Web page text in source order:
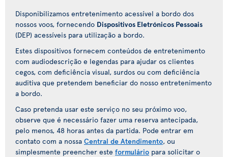
Disponibilizamos entretenimento acessível a bordo dos
nossos voos, fornecendo Dispositivos Eletrónicos Pessoais
(DEP) acessíveis para utilização a bordo.
Estes dispositivos fornecem conteúdos de entretenimento
com audiodescrição e legendas para ajudar os clientes
cegos, com deficiência visual, surdos ou com deficiência
auditiva que pretendem beneficiar do nosso entretenimento
a bordo.
Caso pretenda usar este serviço no seu próximo voo,
observe que é necessário fazer uma reserva antecipada,
pelo menos, 48 horas antes da partida. Pode entrar em
contato com a nossa Central de Atendimento, ou
simplesmente preencher este formulário para solicitar o